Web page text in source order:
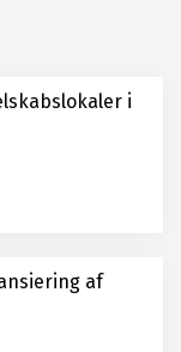
i
af